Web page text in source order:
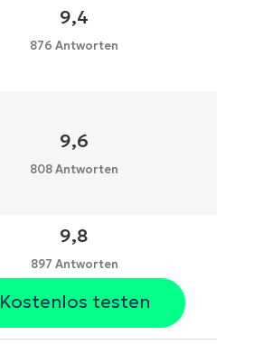
9,4
876 Antworten
9,6
808 Antworten
9,8
897 Antworten
Kostenlos testen